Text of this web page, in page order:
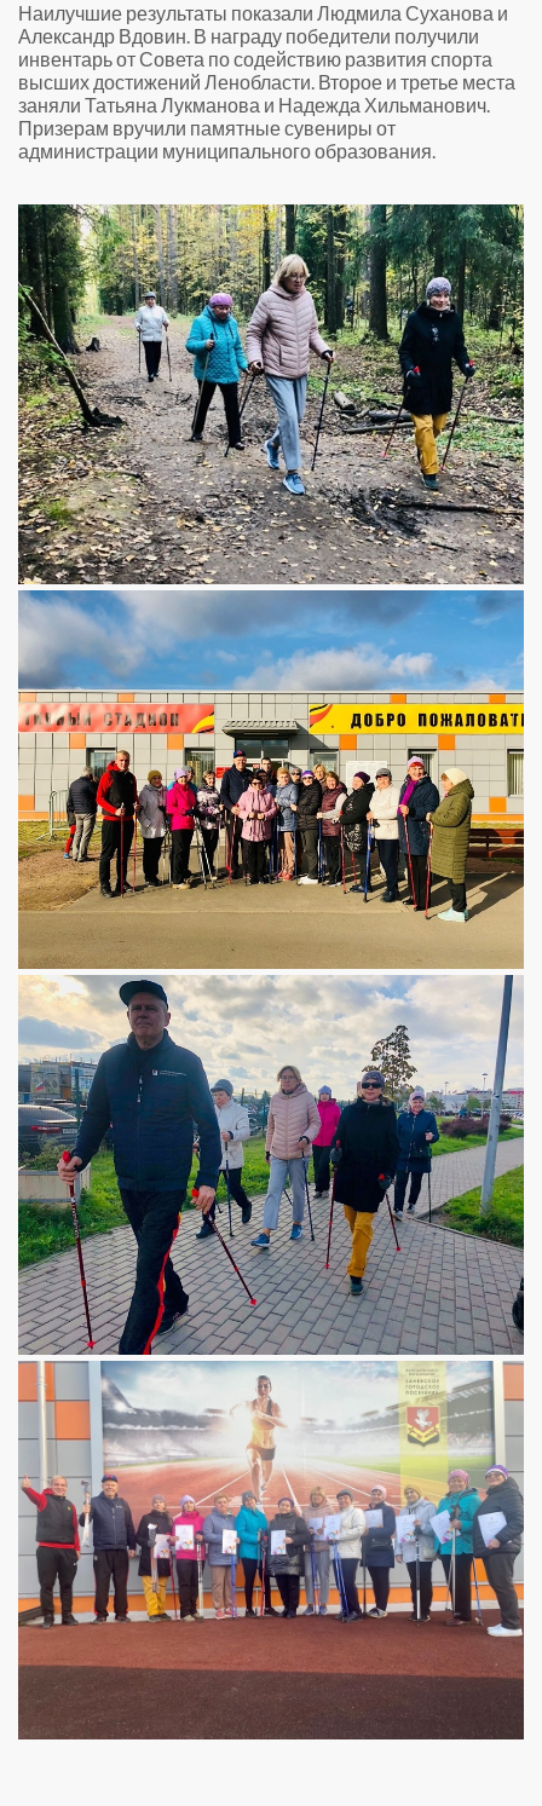
Наилучшие результаты показали Людмила Суханова и
Александр Вдовин. В награду победители получили
инвентарь от Совета по содействию развития спорта
высших достижений Ленобласти. Второе и третье места
заняли Татьяна Лукманова и Надежда Хильманович.
Призерам вручили памятные сувениры от
администрации муниципального образования.